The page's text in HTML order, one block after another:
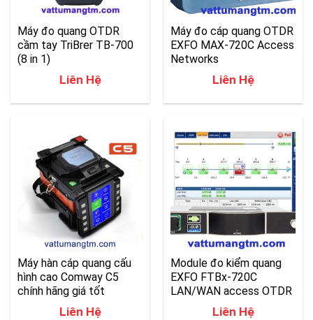
Máy đo quang OTDR
cầm tay TriBrer TB-700
(8 in 1)
Liên Hệ
Máy đo cáp quang OTDR
EXFO MAX-720C Access
Networks
Liên Hệ
Máy hàn cáp quang cấu
hình cao Comway C5
chính hãng giá tốt
Liên Hệ
Module đo kiểm quang
EXFO FTBx-720C
LAN/WAN access OTDR
Liên Hệ